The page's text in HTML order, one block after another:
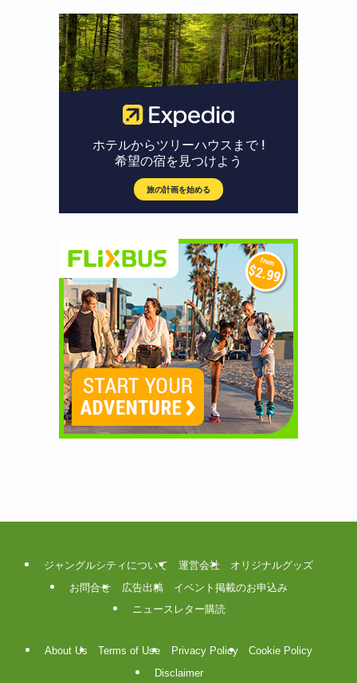
ジャングルシティについて 運営会社
オリジナルグッズ
お問合せ
広告出稿
イベント掲載のお申込み
ニュースレター購読
About Us Terms of Use Privacy Policy
Cookie Policy
Disclaimer